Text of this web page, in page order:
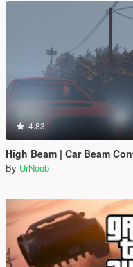
4.83
High Beam | Car Beam
By UrNoob